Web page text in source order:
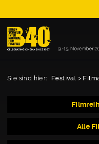
Sie sind hier: Festival >
Alle